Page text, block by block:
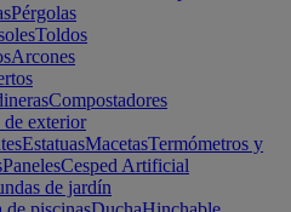
Pérgolas
Toldos
Arcones
Compostadores
exterior
EstatuasMacetasTermómetros y
PanelesCesped Artificial
de jardín